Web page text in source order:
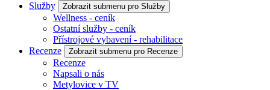
Služby
Zobrazit submenu pro Služby
Wellness - ceník
Ostatní služby - ceník
Přístrojové vybavení - rehabilitace
Recenze
Zobrazit submenu pro Recenze
Recenze
Napsali o nás
Metylovice v TV